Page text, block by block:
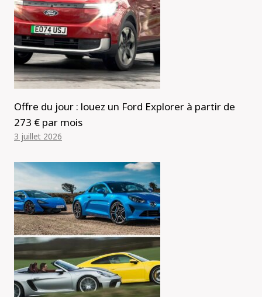
Offre du jour : louez un Ford Explorer à partir de
273 € par mois
3 juillet 2026